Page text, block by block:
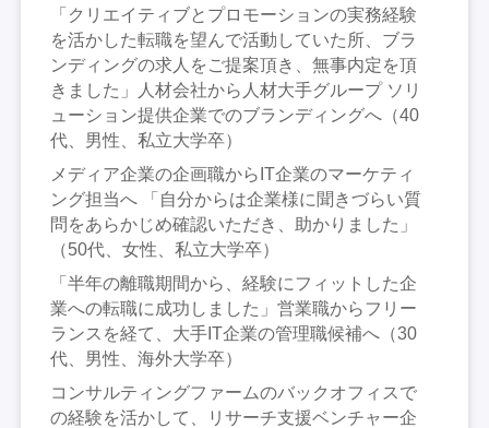
「クリエイティブとプロモーションの実務経験
を活かした転職を望んで活動していた所、ブラ
ンディングの求人をご提案頂き、無事内定を頂
きました」人材会社から人材大手グループ ソリ
ューション提供企業でのブランディングへ（40
代、男性、私立大学卒）
メディア企業の企画職からIT企業のマーケティ
ング担当へ 「自分からは企業様に聞きづらい質
問をあらかじめ確認いただき、助かりました」
（50代、女性、私立大学卒）
「半年の離職期間から、経験にフィットした企
業への転職に成功しました」営業職からフリー
ランスを経て、大手IT企業の管理職候補へ（30
代、男性、海外大学卒）
コンサルティングファームのバックオフィスで
の経験を活かして、リサーチ支援ベンチャー企